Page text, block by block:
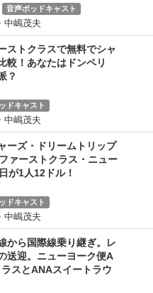
音声ポッドキャスト
中嶋茂夫
ストクラスで無料でシャ
較！あなたはドンペリ
？
ドキャスト
中嶋茂夫
ーズ・ドリームトリップ
ァーストクラス・ニュー
が1人12ドル！
ドキャスト
中嶋茂夫
から国際線乗り継ぎ。レ
送迎。ニューヨーク便A
スとANAスイートラウ